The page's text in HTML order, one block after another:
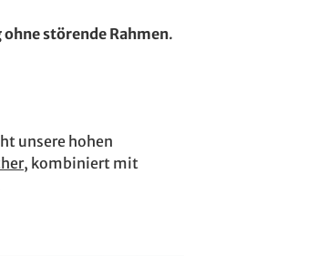
störende Rahmen.
unsere hohen
, kombiniert mit